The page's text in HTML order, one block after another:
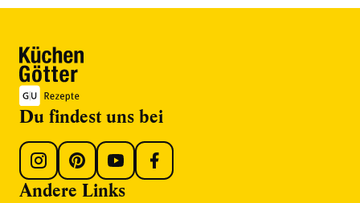
Du findest uns bei
Andere Links